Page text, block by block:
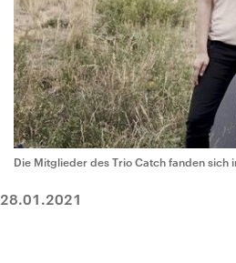
Die Mitglieder des Trio Catch fanden sich
28.01.2021